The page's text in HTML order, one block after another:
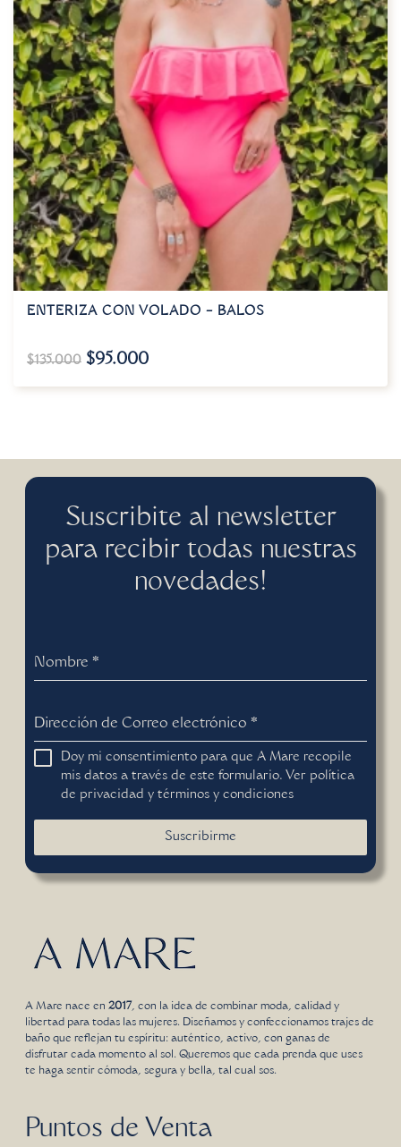
ENTERIZA CON VOLADO – BALOS
$135.000 $95.000
Suscribite al newsletter
para recibir todas nuestras
novedades!
Nombre *
Dirección de Correo electrónico *
Doy mi consentimiento para que A Mare recopile
mis datos a través de este formulario. Ver política
de privacidad ytérminos y condiciones
Suscribirme
A Mare nace en2017, con la idea de combinar moda, calidad y
libertad para todas las mujeres. Diseñamos y confeccionamos trajes de
baño que reflejan tu espíritu: auténtico, activo, con ganas de
disfrutar cada momento al sol. Queremos que cada prenda que uses
te haga sentir cómoda, segura y bella, tal cual sos.
Puntos de Venta